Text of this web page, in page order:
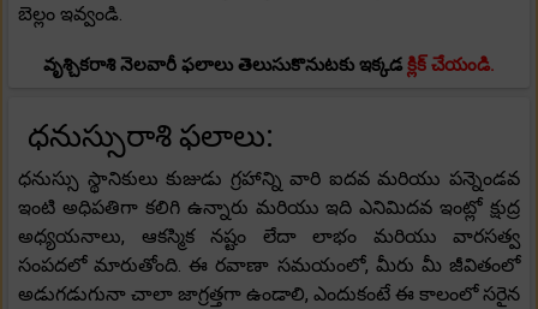
బెల్లం ఇవ్వండి.
వృశ్చికరాశి నెలవారీ ఫలాలు తెలుసుకొనుటకు ఇక్కడ క్లిక్ చేయండి.
ధనుస్సురాశి ఫలాలు:
ధనుస్సు స్థానికులు కుజుడు గ్రహాన్ని వారి ఐదవ మరియు పన్నెండవ
ఇంటి అధిపతిగా కలిగి ఉన్నారు మరియు ఇది ఎనిమిదవ ఇంట్లో క్షుద్ర
అధ్యయనాలు, ఆకస్మిక నష్టం లేదా లాభం మరియు వారసత్వ
సంపదలో మారుతోంది. ఈ రవాణా సమయంలో, మీరు మీ జీవితంలో
అడుగడుగునా చాలా జాగ్రత్తగా ఉండాలి, ఎందుకంటే ఈ కాలంలో సరైన